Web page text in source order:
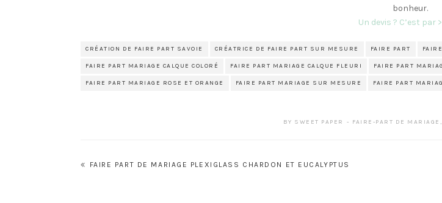
bonheur.
Un devis ? C’est par
CRÉATION DE FAIRE PART SAVOIE CRÉATRICE DE FAIRE PART SUR MESURE FAIRE PART
FAIRE PART MARIAGE CALQUE COLORÉ FAIRE PART MARIAGE CALQUE FLEURI FAIRE PART
FAIRE PART MARIAGE ROSE ET ORANGE FAIRE PART MARIAGE SUR MESURE FAIRE PART
BY SWEET PAPER FAIRE-PART DE MARIAGE ,
Navigation
FAIRE PART DE MARIAGE PLEXIGLASS CHARDON ET EUCALYPTUS